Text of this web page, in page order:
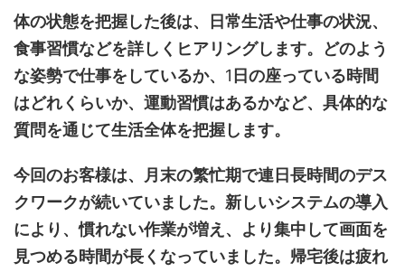
体の状態を把握した後は、日常生活や仕事の状況、
食事習慣などを詳しくヒアリングします。どのよう
な姿勢で仕事をしているか、 1 日の座っている時間
はどれくらいか、運動習慣はあるかなど、具体的な
質問を通じて生活全体を把握します。
今回のお客様は、月末の繁忙期で連日長時間のデス
クワークが続いていました。新しいシステムの導入
により、慣れない作業が増え、より集中して画面を
見つめる時間が長くなっていました。帰宅後は疲れ